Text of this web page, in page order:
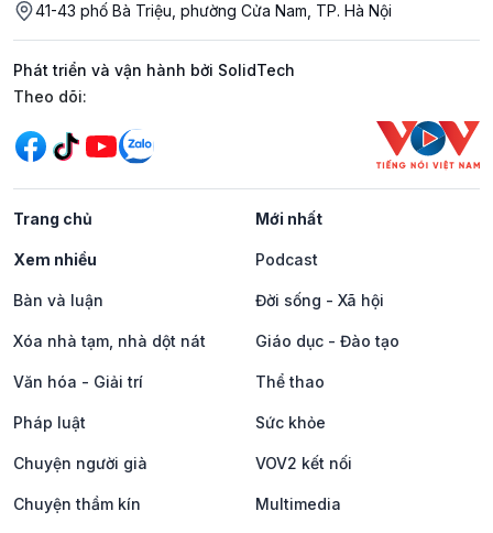
41-43 phố Bà Triệu, phường Cửa Nam, TP. Hà Nội
Phát triển và vận hành bởi SolidTech
Mạng xã hội
Theo dõi:
Trang chủ Mới nhất
Xem nhiều Podcast
Bàn và luận Đời sống - Xã hội
Xóa nhà tạm, nhà dột nát Giáo dục - Đào tạo
Văn hóa - Giải trí Thể thao
Pháp luật Sức khỏe
Chuyện người già VOV2 kết nối
Chuyện thầm kín Multimedia